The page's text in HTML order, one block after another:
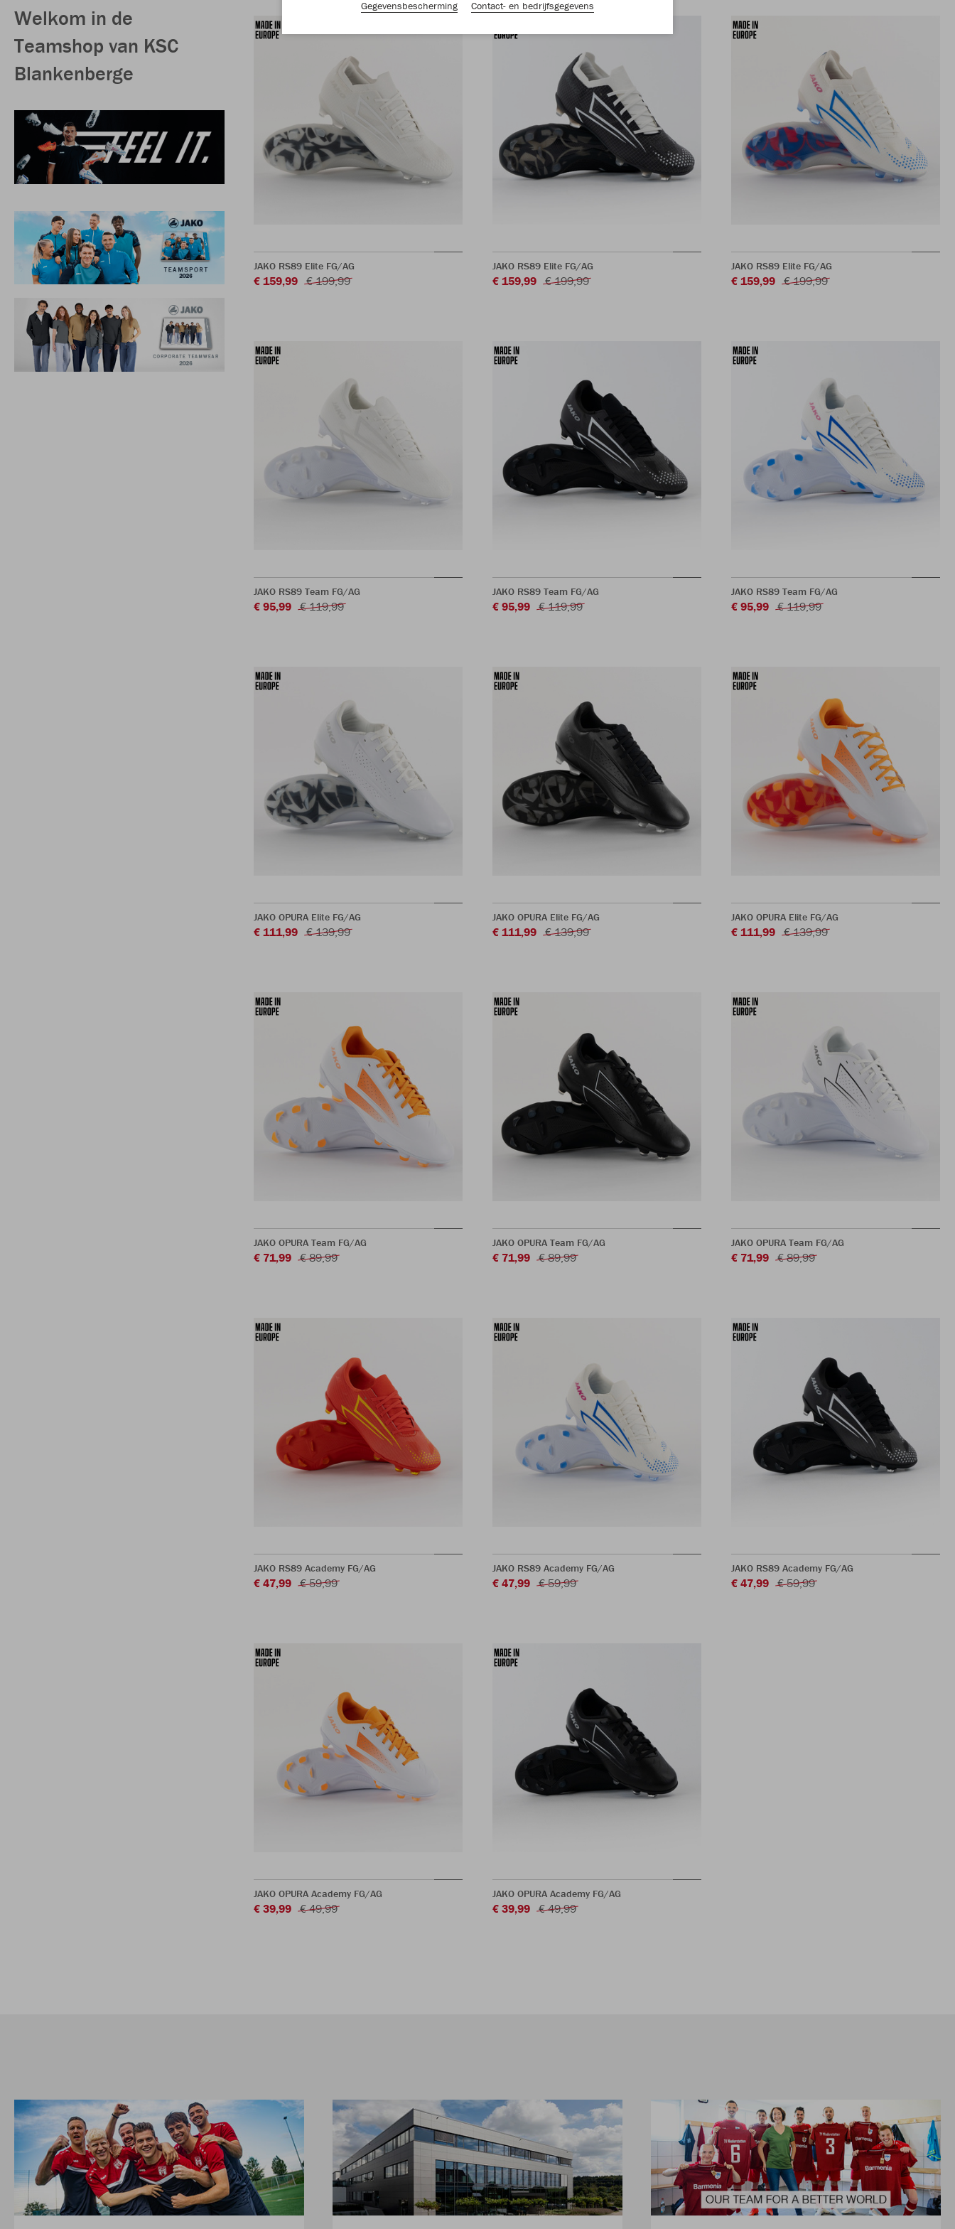
Welkom in de
Teamshop van KSC
Blankenberge
JAKO RS89 Elite FG/AG
€ 159,99 € 199,99
JAKO RS89 Elite FG/AG
€ 159,99 € 199,99
JAKO RS89 Elite FG/AG
€ 159,99 € 199,99
JAKO RS89 Team FG/AG
€ 95,99 € 119,99
JAKO RS89 Team FG/AG
€ 95,99 € 119,99
JAKO RS89 Team FG/AG
€ 95,99 € 119,99
JAKO OPURA Elite FG/AG
€ 111,99 € 139,99
JAKO OPURA Elite FG/AG
€ 111,99 € 139,99
JAKO OPURA Elite FG/AG
€ 111,99 € 139,99
JAKO OPURA Team FG/AG
€ 71,99 € 89,99
JAKO OPURA Team FG/AG
€ 71,99 € 89,99
JAKO OPURA Team FG/AG
€ 71,99 € 89,99
JAKO RS89 Academy FG/AG
€ 47,99 € 59,99
JAKO RS89 Academy FG/AG
€ 47,99 € 59,99
JAKO RS89 Academy FG/AG
€ 47,99 € 59,99
JAKO OPURA Academy FG/AG
€ 39,99 € 49,99
JAKO OPURA Academy FG/AG
€ 39,99 € 49,99
Gegevensbescherming Contact- en bedrijfsgegevens